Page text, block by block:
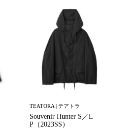
TEATORA | テアトラ
Souvenir Hunter S／L
P（2023SS）